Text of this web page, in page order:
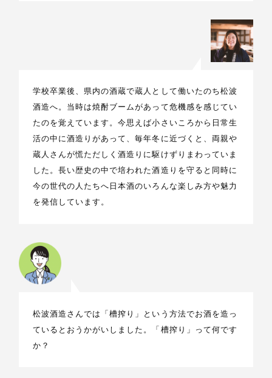
学校卒業後、県内の酒蔵で蔵人として働いたのち松波
酒造へ。当時は焼酎ブームがあって危機感を感じてい
たのを覚えています。今思えば小さいころから日常生
活の中に酒造りがあって、毎年冬に近づくと、両親や
蔵人さんが慌ただしく酒造りに駆けずりまわっていま
した。⾧い歴史の中で培われた酒造りを守ると同時に
今の世代の人たちへ日本酒のいろんな楽しみ方や魅力
を発信しています。
松波酒造さんでは「槽搾り」という方法でお酒を造っ
ているとおうかがいしました。「槽搾り」って何です
か？